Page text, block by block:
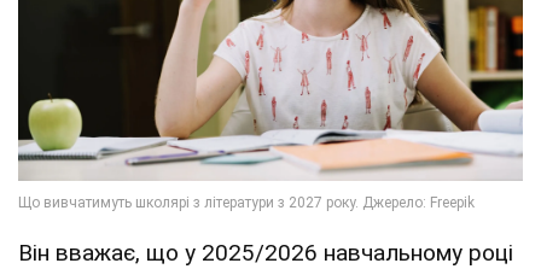
Він вважає, що у 2025/2026 навчальному році